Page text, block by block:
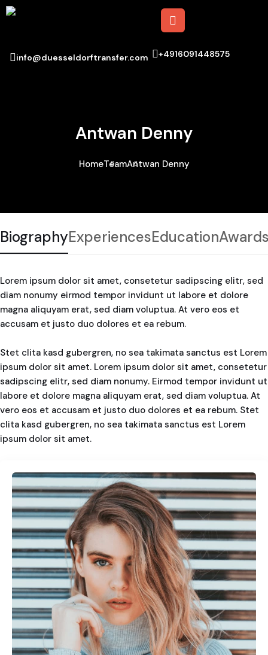
info@duesseldorftransfer.com +4916091448575
Antwan Denny
HomeTeamAntwan Denny
BiographyExperiencesEducation
Lorem ipsum dolor sit amet, consetetur sadipscing elitr, sed
diam nonumy eirmod tempor invidunt ut labore et dolore
magna aliquyam erat, sed diam voluptua. At vero eos et
accusam et justo duo dolores et ea rebum.
Stet clita kasd gubergren, no sea takimata sanctus est Lorem
ipsum dolor sit amet. Lorem ipsum dolor sit amet, consetetur
sadipscing elitr, sed diam nonumy. Eirmod tempor invidunt ut
labore et dolore magna aliquyam erat, sed diam voluptua. At
vero eos et accusam et justo duo dolores et ea rebum. Stet
clita kasd gubergren, no sea takimata sanctus est Lorem
ipsum dolor sit amet.